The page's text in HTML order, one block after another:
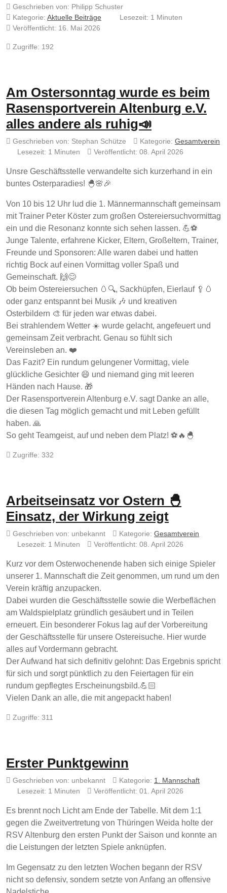
Geschrieben von: Philipp Schuster
Kategorie: Aktuelle Beiträge
Lesezeit: 1 Minuten
Veröffentlicht: 16. Mai 2026
Zugriffe: 192
Am Ostersonntag wurde es beim
Rasensportverein Altenburg e.V.
alles andere als ruhig📣
Geschrieben von: Stephan Schütze Kategorie: Gesamtverein
Lesezeit: 1 Minuten
Veröffentlicht: 08. April 2026
Unsre Geschäftsstelle verwandelte sich kurzerhand in ein
buntes Osterparadies! 🐣🌸🎉
Von 10 bis 12 Uhr lud die 1. Männermannschaft gemeinsam
mit Trainer Peter Köster zum großen Ostereiersuchvormittag
ein und die Resonanz konnte sich sehen lassen. 💪⚽
Junge Talente, erfahrene Kicker, Eltern, Großeltern, Trainer,
Freunde und Sponsoren: Alle waren dabei und hatten
richtig Bock auf einen Vormittag voller Spaß und
Gemeinschaft. 🙌😊
Ob beim Ostereiersuchen 🥚🔍, Sackhüpfen, Eierlauf 🥄🥚
oder ganz entspannt bei Musik 🎶 und kreativen
Osterbildern 🎨 für jeden war etwas dabei.
Bei strahlendem Wetter ☀️ wurde gelacht, angefeuert und
gemeinsam Zeit verbracht. Genau so fühlt sich
Vereinsleben an. ❤️
Das Fazit? Ein rundum gelungener Vormittag, viele
glückliche Gesichter 😄 und niemand ging mit leeren
Händen nach Hause. 🎁
Der Rasensportverein Altenburg e.V. sagt Danke an alle,
die diesen Tag möglich gemacht und mit Leben gefüllt
haben. 🙏
So geht Teamgeist, auf und neben dem Platz! ⚽🔥🐣
Zugriffe: 332
Arbeitseinsatz vor Ostern 🐣
Einsatz, der Wirkung zeigt
Geschrieben von: unbekannt Kategorie: Gesamtverein
Lesezeit: 1 Minuten
Veröffentlicht: 08. April 2026
Kurz vor dem Osterwochenende haben sich einige Spieler
unserer 1. Mannschaft die Zeit genommen, um rund um den
Verein kräftig anzupacken.
Dabei wurden die Geschäftsstelle sowie die Werbeflächen
am Waldspielplatz gründlich gesäubert und in Teilen
erneuert. Ein besonderer Fokus lag auf der Vorbereitung
der Geschäftsstelle für unsere Ostereisuche. Hier wurde
alles auf Vordermann gebracht.
Der Aufwand hat sich definitiv gelohnt: Das Ergebnis spricht
für sich und sorgt pünktlich zu den Feiertagen für ein
rundum gepflegtes Erscheinungsbild.💪🏻
Vielen Dank an alle, die mit angepackt haben!
Zugriffe: 311
Erster Punktgewinn
Geschrieben von: unbekannt Kategorie: 1. Mannschaft
Lesezeit: 1 Minuten
Veröffentlicht: 01. April 2026
Es brennt noch Licht am Ende der Tabelle. Mit dem 1:1
gegen die Zweitvertretung von Thüringen Weida holte der
RSV Altenburg den ersten Punkt der Saison und konnte an
die Leistungen der letzten Spiele anknüpfen.
Im Gegensatz zu den letzten Wochen begann der RSV
nicht so defensiv, sondern setzte von Anfang an offensive